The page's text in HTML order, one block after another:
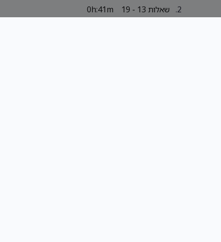
שאלות 13 - 19
0h:41m